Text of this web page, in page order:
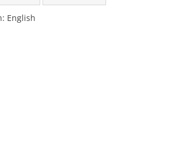
English